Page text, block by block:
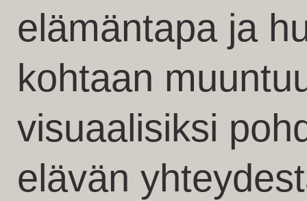
elämäntapa ja
kohtaan
visuaalisiksi
elävän